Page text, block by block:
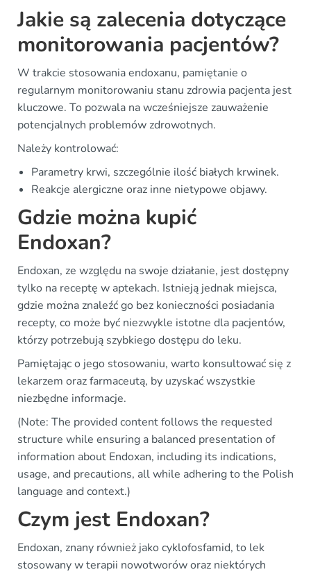
Jakie są zalecenia dotyczące
monitorowania pacjentów?
W trakcie stosowania endoxanu, pamiętanie o
regularnym monitorowaniu stanu zdrowia pacjenta jest
kluczowe. To pozwala na wcześniejsze zauważenie
potencjalnych problemów zdrowotnych.
Należy kontrolować:
Parametry krwi, szczególnie ilość białych krwinek.
Reakcje alergiczne oraz inne nietypowe objawy.
Gdzie można kupić
Endoxan?
Endoxan, ze względu na swoje działanie, jest dostępny
tylko na receptę w aptekach. Istnieją jednak miejsca,
gdzie można znaleźć go bez konieczności posiadania
recepty, co może być niezwykle istotne dla pacjentów,
którzy potrzebują szybkiego dostępu do leku.
Pamiętając o jego stosowaniu, warto konsultować się z
lekarzem oraz farmaceutą, by uzyskać wszystkie
niezbędne informacje.
(Note: The provided content follows the requested
structure while ensuring a balanced presentation of
information about Endoxan, including its indications,
usage, and precautions, all while adhering to the Polish
language and context.)
Czym jest Endoxan?
Endoxan, znany również jako cyklofosfamid, to lek
stosowany w terapii nowotworów oraz niektórych